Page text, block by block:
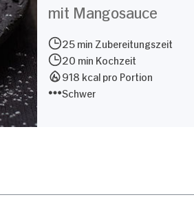
mit Mangosauce
25 min Zubereitungszeit
20 min Kochzeit
918 kcal pro Portion
Schwer